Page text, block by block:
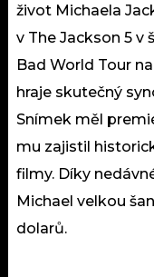
život Michaela
v The Jackson 5 v
Bad World Tour
hraje skutečný
Snímek měl
mu zajistil
filmy. Díky
Michael velkou
dolarů.